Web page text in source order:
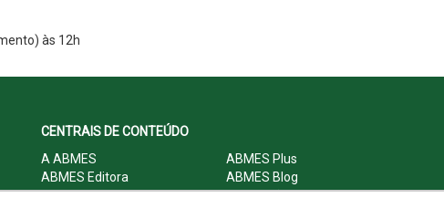
às 12h
CENTRAIS DE CONTEÚDO
A ABMES
ABMES Plus
ABMES Editora
ABMES Blog
ABMES LInC
Legislação